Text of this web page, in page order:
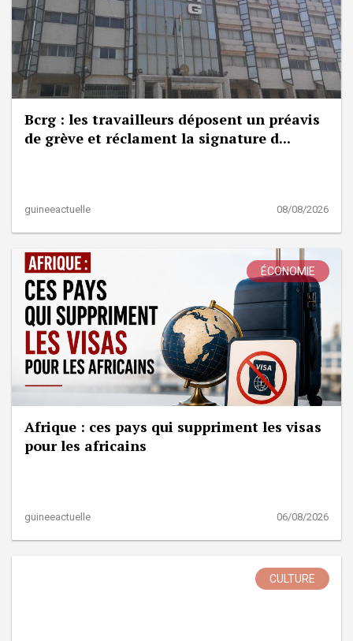
Bcrg : les travailleurs déposent un préavis
de grève et réclament la signature d...
guineeactuelle 08/08/2026
ÉCONOMIE
Afrique : ces pays qui suppriment les visas
pour les africains
guineeactuelle 06/08/2026
CULTURE